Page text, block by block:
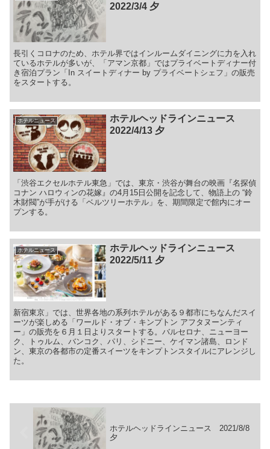
2022/3/4 夕
長引くコロナのため、ホテル界ではインルームダイニングに力を入れ
ているホテルが多いが、「アマン京都」ではプライベートディナー付
き宿泊プラン「In スイートディナー by プライベートシェフ」の販売
をスタートする。
ホテルニュース
ホテルヘッドラインニュース
2022/4/13 夕
「渋谷エクセルホテル東急」では、東京・渋谷が舞台の映画『名探偵
コナン ハロウィンの花嫁』の4月15日公開を記念して、物語上の “鈴
木財閥”が手がける「ベルツリーホテル」を、期間限定で館内にオー
プンする。
ホテルニュース
ホテルヘッドラインニュース
2022/5/11 夕
新宿東京」では、世界各地の系列ホテルがある９都市にちなんだスイ
ーツが楽しめる「ワールド・オブ・キンプトン アフタヌーンティ
ー」の販売を６月１日よりスタートする。バルセロナ、ニューヨー
ク、トゥルム、バンコク、パリ、シドニー、ケイマン諸島、ロンド
ン、東京の各都市の定番スイーツをキンプトンスタイルにアレンジし
た。
ホテルヘッドラインニュース 2021/8/8
夕